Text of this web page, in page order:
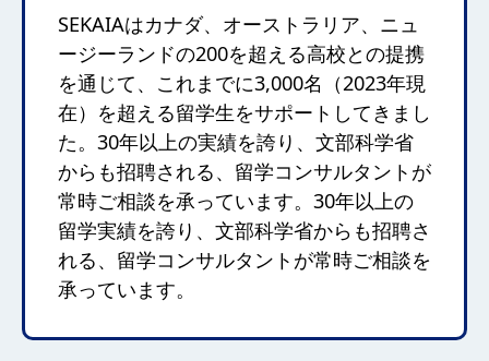
SEKAIAはカナダ、オーストラリア、ニュ
ージーランドの200を超える高校との提携
を通じて、これまでに3,000名（2023年現
在）を超える留学生をサポートしてきまし
た。30年以上の実績を誇り、文部科学省
からも招聘される、留学コンサルタントが
常時ご相談を承っています。30年以上の
留学実績を誇り、文部科学省からも招聘さ
れる、留学コンサルタントが常時ご相談を
承っています。